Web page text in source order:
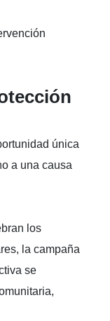
única
a una causa
los
la campaña
se